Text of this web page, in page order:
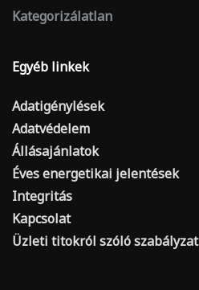
Kategorizálatlan
Egyéb linkek
Adatigénylések
Adatvédelem
Állásajánlatok
Éves energetikai jelentések
Integritás
Kapcsolat
Üzleti titokról szóló szabályzat